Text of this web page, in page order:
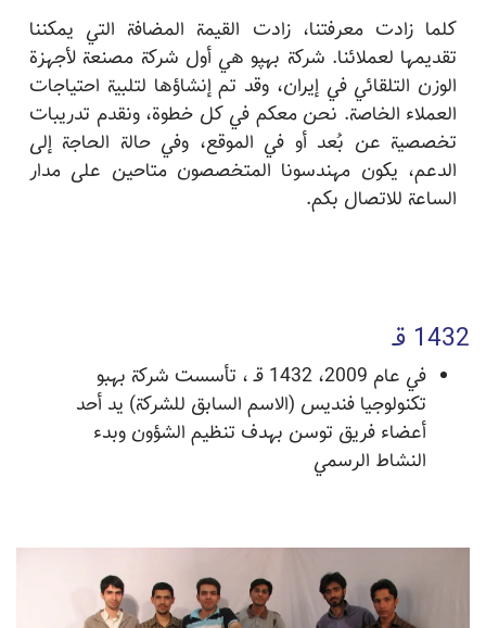
كلما زادت معرفتنا، زادت القيمة المضافة التي يمكننا
تقديمها لعملائنا. شركة بهپو هي أول شركة مصنعة لأجهزة
الوزن التلقائي في إيران، وقد تم إنشاؤها لتلبية احتياجات
العملاء الخاصة. نحن معكم في كل خطوة، ونقدم تدريبات
تخصصية عن بُعد أو في الموقع، وفي حالة الحاجة إلى
الدعم، يكون مهندسونا المتخصصون متاحين على مدار
الساعة للاتصال بكم.
1432 قـ
في عام 2009، 1432 قـ ، تأسست شركة بهبو
تكنولوجيا فنديس (الاسم السابق للشركة) يد أحد
أعضاء فريق توسن بهدف تنظيم الشؤون وبدء
النشاط الرسمي